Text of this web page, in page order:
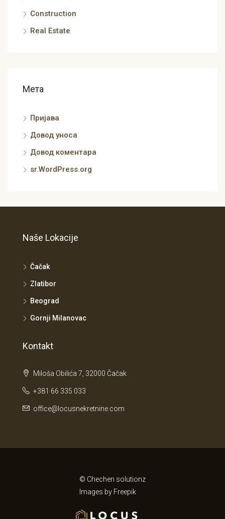
Construction
Real Estate
Мета
Пријава
Довод уноса
Довод коментара
sr.WordPress.org
Naše Lokacije
Čačak
Zlatibor
Beograd
Gornji Milanovac
Kontakt
Miloša Obilića 7, 32000 Čačak
+381 66 335 033
office@locusnekretnine.com
© Chechen solutionz
Images by Freepik